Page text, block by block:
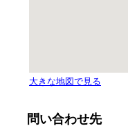
問い合わせ先